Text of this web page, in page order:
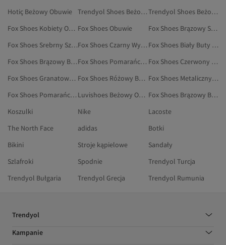
Hotiç Beżowy Obuwie
Trendyol Shoes Beżowy Mokasyny
Trendyol Shoes Beżowy Szpilki
Fox Shoes Kobiety Oksfordki Fox Shoes Obuwie
Fox Shoes Brązowy Sandały
Fox Shoes Srebrny Szpilki
Fox Shoes Czarny Wysokie Kozaki
Fox Shoes Biały Buty Na Co Dzień
Fox Shoes Brązowy Botki I Kozaki
Fox Shoes Pomarańczowy Obuwie
Fox Shoes Czerwony Baleriny
Fox Shoes Granatowy Buty Na Co Dzień
Fox Shoes Różowy Buty Na Co Dzień
Fox Shoes Metaliczny Buty Na Co Dzień
Fox Shoes Pomarańczowy Szpilki
Luvishoes Beżowy Obuwie Wieczorowe
Fox Shoes Brązowy Buty Śniegowe
Koszulki
Nike
Lacoste
The North Face
adidas
Botki
Bikini
Stroje kąpielowe
Sandały
Szlafroki
Spodnie
Trendyol Turcja
Trendyol Bułgaria
Trendyol Grecja Trendyol Rumunia
Trendyol
Kampanie